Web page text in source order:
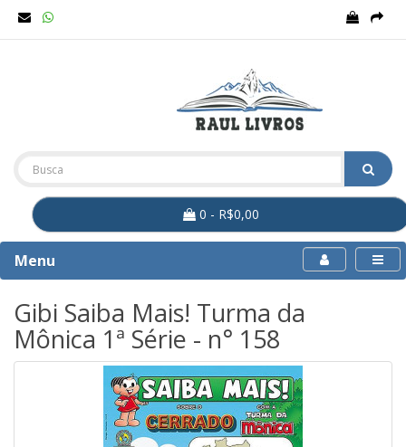
0 - R$0,00
Menu
Gibi Saiba Mais! Turma da
Mônica 1ª Série - n° 158